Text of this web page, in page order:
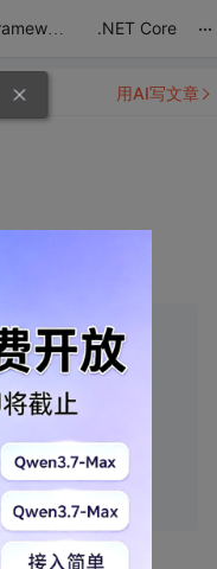
.NET Framework .NET Core ...
用AI写文章